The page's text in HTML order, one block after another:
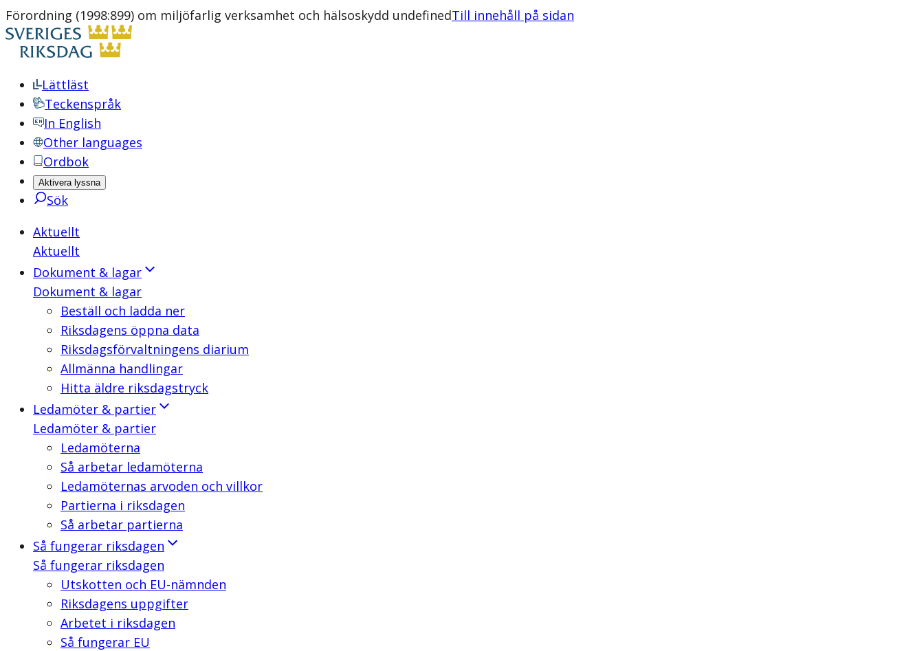
Förordning (1998:899) om miljöfarlig verksamhet och hälsoskydd undefinedTill innehåll på sidan
Lättläst
Teckenspråk
In English
Other languages
Ordbok
Aktivera lyssna
Sök
Aktuellt
Aktuellt
Dokument & lagar
Dokument & lagar
Beställ och ladda ner
Riksdagens öppna data
Riksdagsförvaltningens diarium
Allmänna handlingar
Hitta äldre riksdagstryck
Ledamöter & partier
Ledamöter & partier
Ledamöterna
Så arbetar ledamöterna
Ledamöternas arvoden och villkor
Partierna i riksdagen
Så arbetar partierna
Så fungerar riksdagen
Så fungerar riksdagen
Utskotten och EU-nämnden
Riksdagens uppgifter
Arbetet i riksdagen
Så fungerar EU